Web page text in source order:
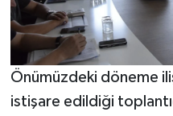
Önümüzdeki döneme
istişare edildiği